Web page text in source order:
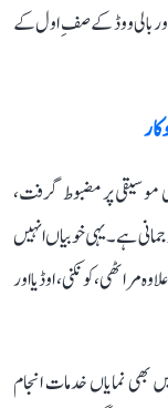
بالی ووڈ کے صفِ اول کے
موسیقی پر مضبوط گرفت،
ہے۔ یہی خوبیاں انہیں
کونکنی، اوڈیا اور
بھی نمایاں خدمات انجام